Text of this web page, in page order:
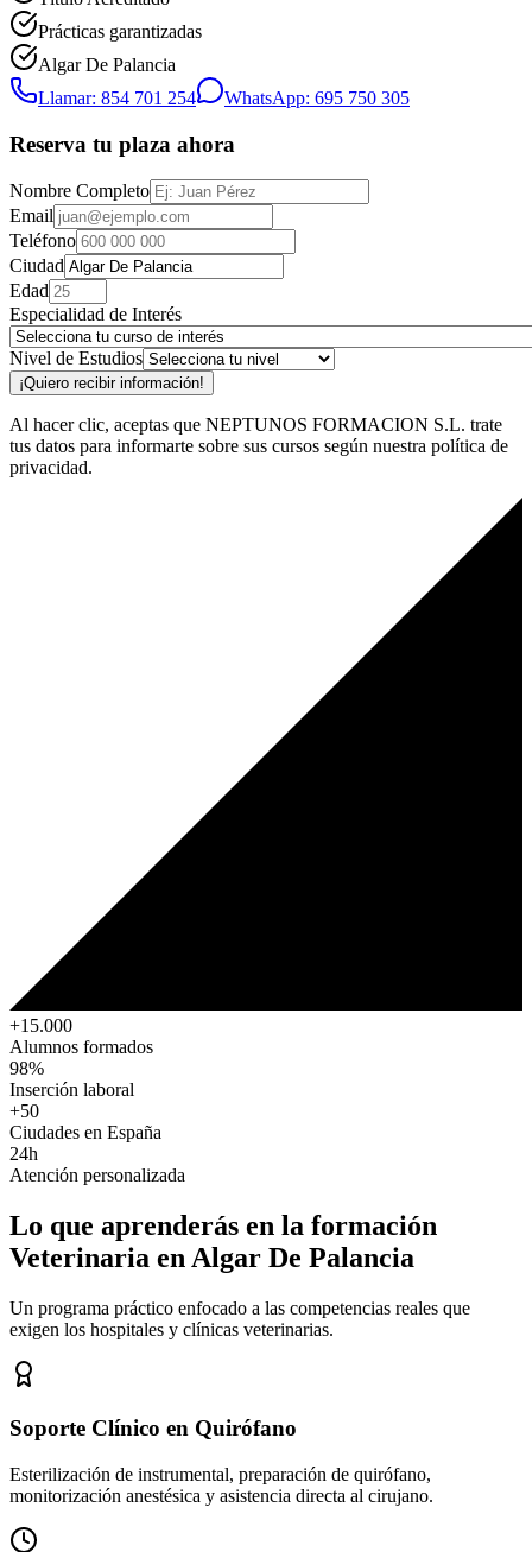
Prácticas garantizadas
Algar De Palancia
Llamar: 854 701 254
WhatsApp: 695 750 305
Reserva tu plaza ahora
Nombre Completo
Email
Teléfono
Ciudad
Edad
Especialidad de Interés
Nivel de Estudios
¡Quiero recibir información!
Al hacer clic, aceptas que NEPTUNOS FORMACION S.L. trate
tus datos para informarte sobre sus cursos según nuestra política de
privacidad.
+15.000
Alumnos formados
98%
Inserción laboral
+50
Ciudades en España
24h
Atención personalizada
Lo que aprenderás en la formación
Veterinaria en Algar De Palancia
Un programa práctico enfocado a las competencias reales que
exigen los hospitales y clínicas veterinarias.
Soporte Clínico en Quirófano
Esterilización de instrumental, preparación de quirófano,
monitorización anestésica y asistencia directa al cirujano.